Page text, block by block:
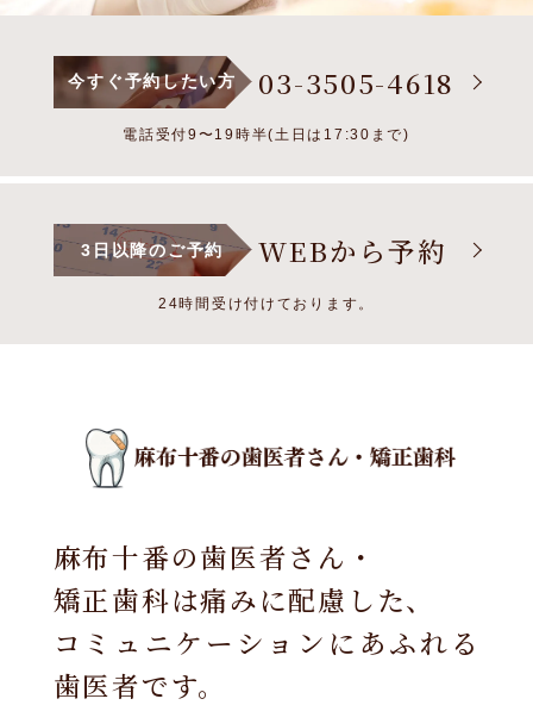
今すぐ予約したい方 03-3505-4618
電話受付9〜19時半(土日は17:30まで)
3日以降のご予約 WEBから予約
24時間受け付けております。
麻布十番の歯医者さん・
矯正歯科は痛みに配慮した、
コミュニケーションにあふれる
歯医者です。